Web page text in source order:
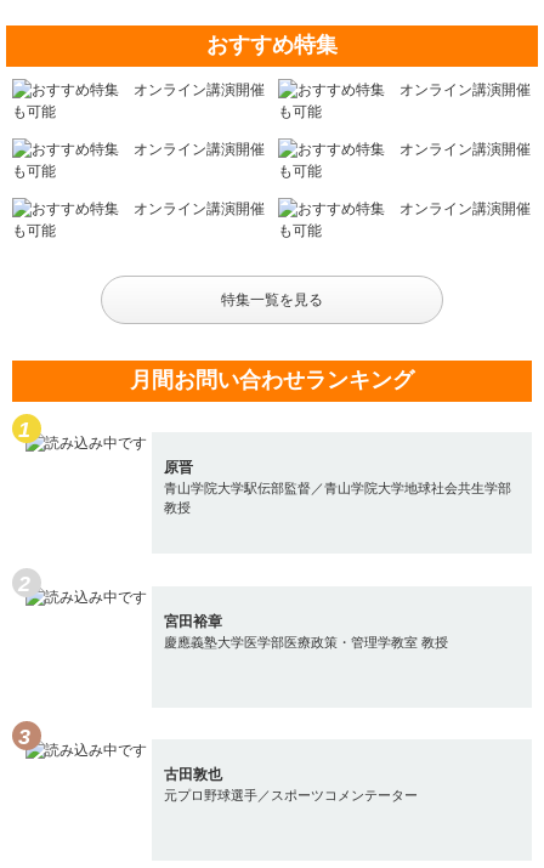
おすすめ特集
特集一覧を見る
月間お問い合わせランキング
原晋
青山学院大学駅伝部監督／青山学院大学地球社会共生学部
教授
宮田裕章
慶應義塾大学医学部医療政策・管理学教室 教授
古田敦也
元プロ野球選手／スポーツコメンテーター